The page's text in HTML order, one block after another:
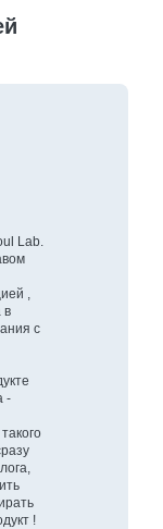
Lab.
,
в
с
-
!